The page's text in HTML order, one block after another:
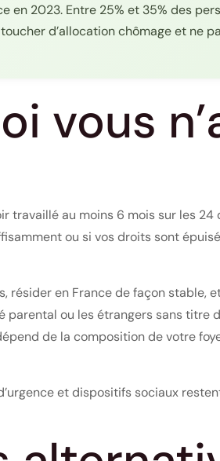
en 2023. Entre 25% et 35% des
d’allocation chômage et ne
vous
travaillé au moins 6 mois sur les 24
ou si vos droits sont
résider en France de façon stable,
ou les étrangers sans titre
de la composition de votre
et dispositifs sociaux